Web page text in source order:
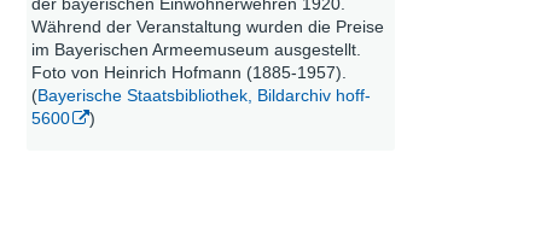
Während der Veranstaltung wurden die Preise
im Bayerischen Armeemuseum ausgestellt.
Foto von Heinrich Hofmann (1885-1957).
(Bayerische Staatsbibliothek, Bildarchiv hoff-
5600
)